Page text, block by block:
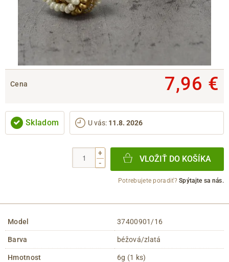
Cena 7,96 €
Skladom U vás: 11.8. 2026
+
-
VLOŽIŤ DO KOŠÍKA
Potrebujete poradiť?Spýtajte sa nás.
Model 37400901/16
Barva béžová/zlatá
Hmotnost 6g (1 ks)